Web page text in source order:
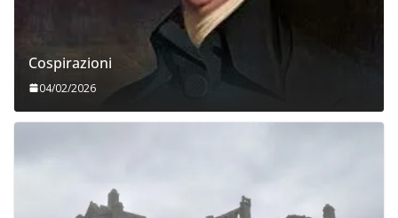
Cospirazioni
04/02/2026